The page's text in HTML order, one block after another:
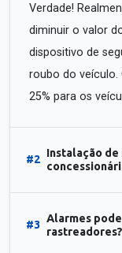
Verdade!
diminuir o valor
dispositivo de
roubo do veículo.
25% para os
#2
Instalação
#3
Alarmes
rastreadores?